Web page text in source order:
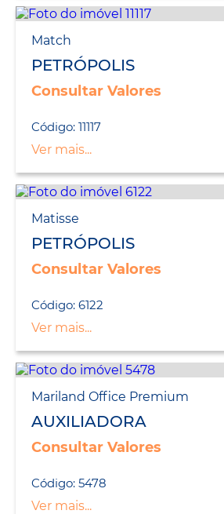
Match
PETRÓPOLIS
Consultar Valores
Código: 11117
Ver mais...
Matisse
PETRÓPOLIS
Consultar Valores
Código: 6122
Ver mais...
Mariland Office Premium
AUXILIADORA
Consultar Valores
Código: 5478
Ver mais...